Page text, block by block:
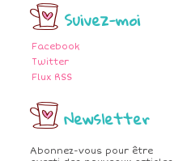
Suivez-moi
Facebook
Twitter
Flux RSS
Newsletter
Abonnez-vous pour être